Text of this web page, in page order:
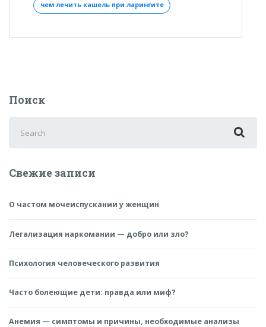
чем лечить кашель при ларингите
Поиск
for:
Свежие записи
О частом мочеиспускании у женщин
Легализация наркомании — добро или зло?
Психология человеческого развития
Часто болеющие дети: правда или миф?
Анемия — симптомы и причины, необходимые анализы